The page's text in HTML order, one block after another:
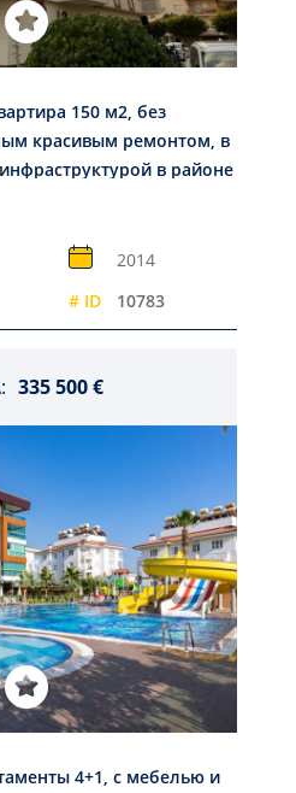
150 м2, без
красивым ремонтом, в
в районе
2014
# ID 10783
335 500 €
4+1, с мебелью и